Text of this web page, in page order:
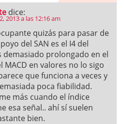
dice:
2013 a las 12:16 am
quizás para pasar de
del SAN es el I4 del
demasiado prolongado en el
MACD en valores no lo sigo
que funciona a veces y
poca fiabilidad.
más cuando el índice
esa señal.. ahí sí suelen
bien.